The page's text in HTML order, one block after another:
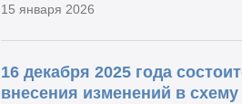
15 января 2026
16 декабря 2025 года
внесения изменений в